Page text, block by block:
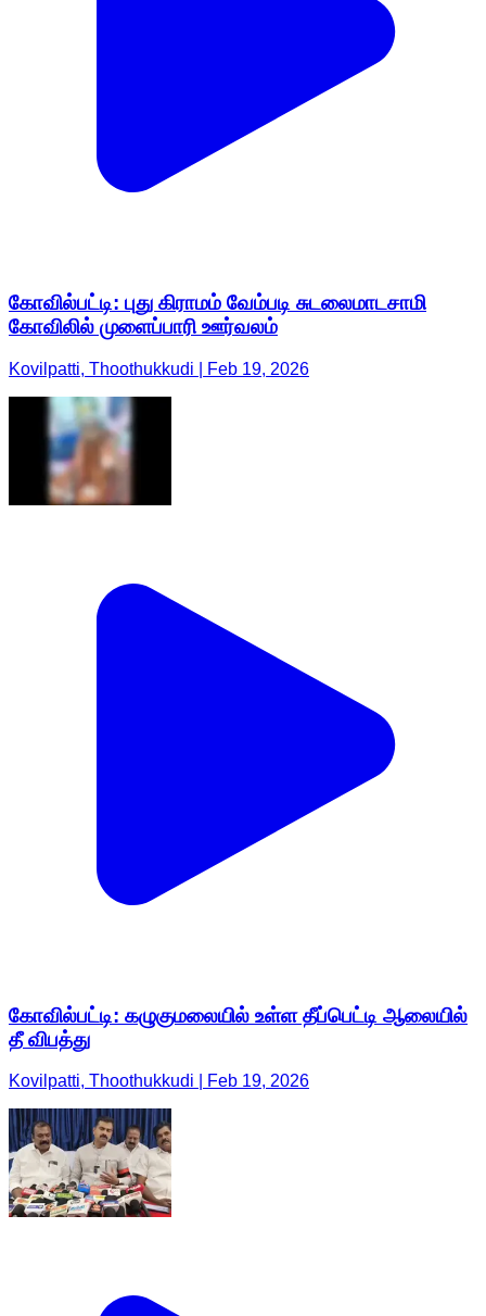
கோவில்பட்டி: புது கிராமம் வேம்படி சுடலைமாடசாமி
கோவிலில் முளைப்பாரி ஊர்வலம்
Kovilpatti, Thoothukkudi | Feb 19, 2026
கோவில்பட்டி: கழுகுமலையில் உள்ள தீப்பெட்டி ஆலையில்
தீ விபத்து
Kovilpatti, Thoothukkudi | Feb 19, 2026